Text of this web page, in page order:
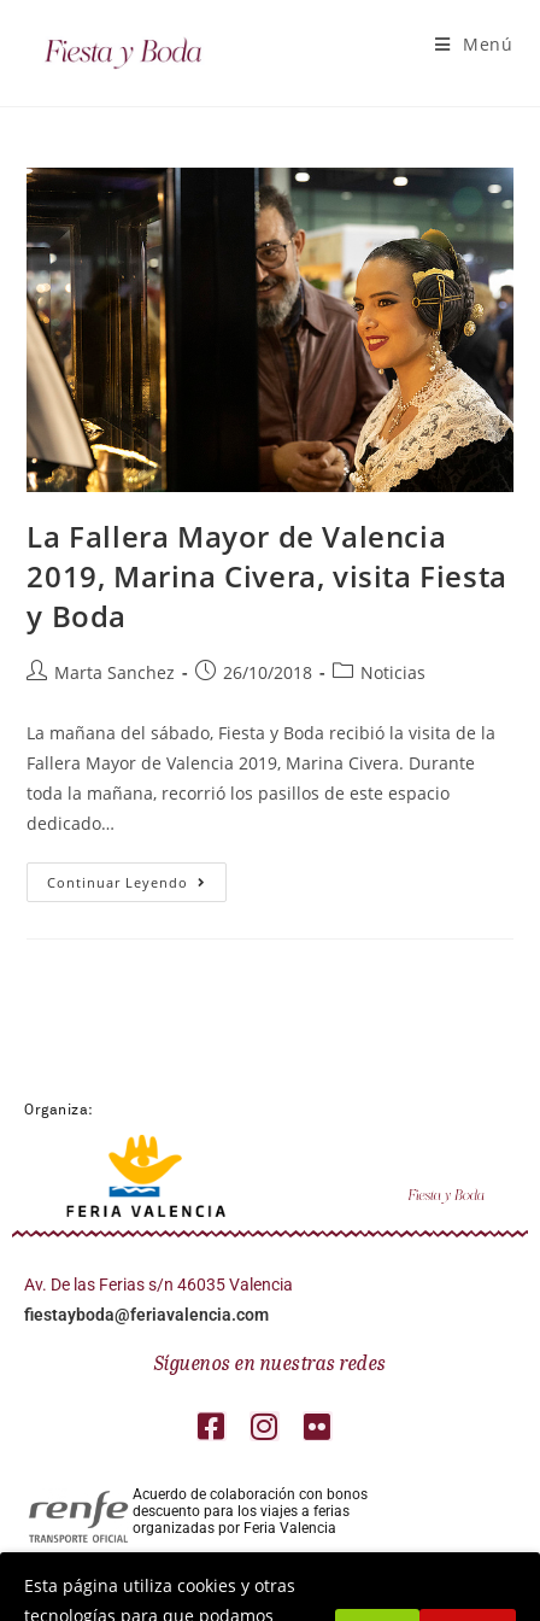
Menú
La Fallera Mayor de Valencia
2019, Marina Civera, visita Fiesta
y Boda
Marta Sanchez 26/10/2018 Noticias
La mañana del sábado, Fiesta y Boda recibió la visita de la
Fallera Mayor de Valencia 2019, Marina Civera. Durante
toda la mañana, recorrió los pasillos de este espacio
dedicado…
Continuar Leyendo
Organiza:
Av. De las Ferias s/n 46035 Valencia
fiestayboda@feriavalencia.com
Síguenos en nuestras redes
Acuerdo de colaboración con bonos
descuento para los viajes a ferias
organizadas por Feria Valencia
Colaborador aéreo para los viajes a ferias
organizadas por Feria Valencia
Esta página utiliza cookies y otras
tecnologías para que podamos